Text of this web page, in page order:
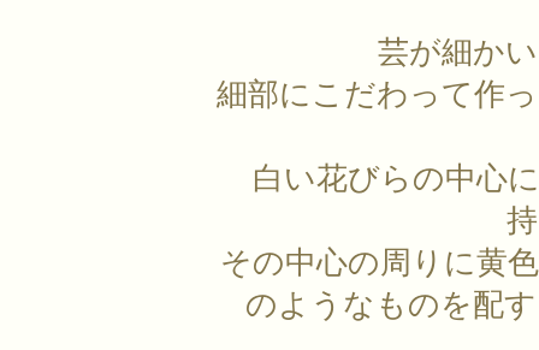
芸が細か
細部にこだわって作
白い花びらの中心
その中心の周りに黄
のようなものを配